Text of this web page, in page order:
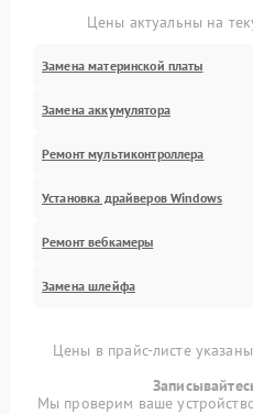
Цены актуальны на
Замена материнской платы
Замена аккумулятора
Ремонт мультиконтроллера
Установка драйверов Windows
Ремонт вебкамеры
Замена шлейфа
Цены в прайс-листе
Мы проверим ваше